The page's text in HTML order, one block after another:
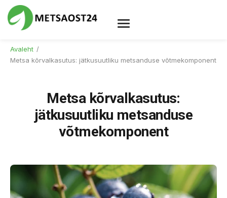
Skip to content
Avaleht /
Metsa kõrvalkasutus: jätkusuutliku metsanduse võtmekomponent
Metsa kõrvalkasutus:
jätkusuutliku metsanduse
võtmekomponent